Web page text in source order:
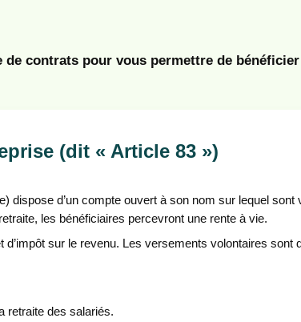
de contrats pour vous permettre de
(dit « Article 83 »)
dispose d’un compte ouvert à son nom sur lequel
les bénéficiaires percevront une rente à vie.
sur le revenu. Les versements volontaires
retraite des salariés.